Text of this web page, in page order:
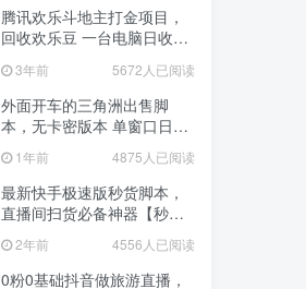
腾讯欢乐斗地主打金项目，
回收欢乐豆 一台电脑日收益
3年前 5672人已阅读
外面开车的三角洲出售脚
本，无卡密版本 单窗口日收
1年前 4875人已阅读
最新快手极速版秒货脚本，
直播间扫货必备神器【秒货
2年前 4556人已阅读
0粉0基础抖音做旅游直播，